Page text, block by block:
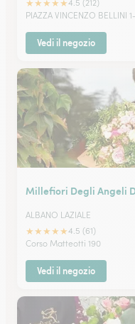
★★★★★4.5 (212)
PIAZZA VINCENZO BELLINI
Vedi il negozio
Millefiori Degli Angeli
ALBANO LAZIALE
★★★★★4.5 (61)
Corso Matteotti 190
Vedi il negozio